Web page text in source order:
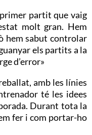
partit que vaig
molt gran. Hem
hem sabut controlar
els partits a la
d’error»
amb les línies
té les idees
Durant tota la
fer i com portar-ho